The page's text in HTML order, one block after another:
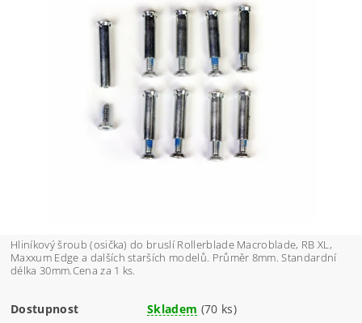
Hliníkový šroub (osička) do bruslí Rollerblade Macroblade, RB XL,
Maxxum Edge a dalších starších modelů. Průměr 8mm. Standardní
délka 30mm.Cena za 1 ks.
Dostupnost Skladem (70 ks)